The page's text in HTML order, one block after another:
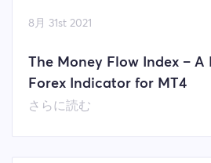
8月 31st 2021
The Money Flow Index – A
Forex Indicator for MT4
さらに読む